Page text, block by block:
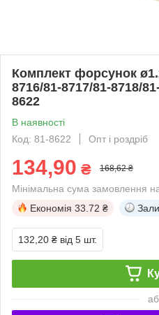
Комплект форсунок
8716/81-8717/81-8718/
8622
В наявності
Код: 81-8622
Опт і роздріб
134,90 ₴ 168,62 ₴
Мінімальна сума замовлення
Економія 33.72 ₴
132,20 ₴ від 5 шт.